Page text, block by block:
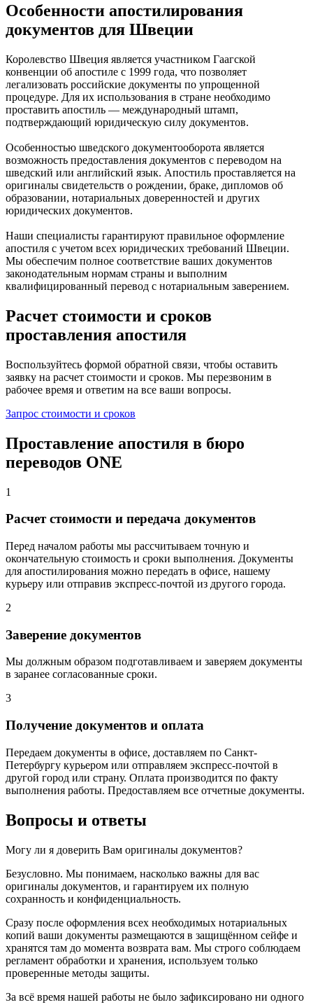
Особенности апостилирования
документов для Швеции
Королевство Швеция является участником Гаагской
конвенции об апостиле с 1999 года, что позволяет
легализовать российские документы по упрощенной
процедуре. Для их использования в стране необходимо
проставить апостиль — международный штамп,
подтверждающий юридическую силу документов.
Особенностью шведского документооборота является
возможность предоставления документов с переводом на
шведский или английский язык. Апостиль проставляется на
оригиналы свидетельств о рождении, браке, дипломов об
образовании, нотариальных доверенностей и других
юридических документов.
Наши специалисты гарантируют правильное оформление
апостиля с учетом всех юридических требований Швеции.
Мы обеспечим полное соответствие ваших документов
законодательным нормам страны и выполним
квалифицированный перевод с нотариальным заверением.
Расчет стоимости и сроков
проставления апостиля
Воспользуйтесь формой обратной связи, чтобы оставить
заявку на расчет стоимости и сроков. Мы перезвоним в
рабочее время и ответим на все ваши вопросы.
Запрос стоимости и сроков
Проставление апостиля в бюро
переводов ONE
1
Расчет стоимости и передача документов
Перед началом работы мы рассчитываем точную и
окончательную стоимость и сроки выполнения. Документы
для апостилирования можно передать в офисе, нашему
курьеру или отправив экспресс-почтой из другого города.
2
Заверение документов
Мы должным образом подготавливаем и заверяем документы
в заранее согласованные сроки.
3
Получение документов и оплата
Передаем документы в офисе, доставляем по Санкт-
Петербургу курьером или отправляем экспресс-почтой в
другой город или страну. Оплата производится по факту
выполнения работы. Предоставляем все отчетные документы.
Вопросы и ответы
Могу ли я доверить Вам оригиналы документов?
Безусловно. Мы понимаем, насколько важны для вас
оригиналы документов, и гарантируем их полную
сохранность и конфиденциальность.
Сразу после оформления всех необходимых нотариальных
копий ваши документы размещаются в защищённом сейфе и
хранятся там до момента возврата вам. Мы строго соблюдаем
регламент обработки и хранения, используем только
проверенные методы защиты.
За всё время нашей работы не было зафиксировано ни одного